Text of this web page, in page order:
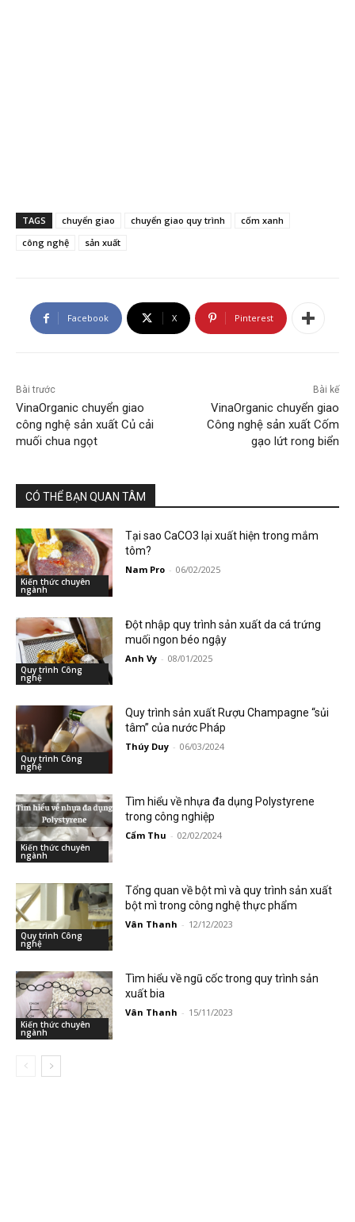
TAGS chuyển giao chuyển giao quy trình
cốm xanh
công nghệ
sản xuất
Facebook X Pinterest
Bài trước
VinaOrganic chuyển giao
công nghệ sản xuất Củ cải
muối chua ngọt
Bài kế
VinaOrganic chuyển giao
Công nghệ sản xuất Cốm
gạo lứt rong biển
CÓ THỂ BẠN QUAN TÂM
Kiến thức chuyên
ngành
Tại sao CaCO3 lại xuất hiện trong mắm
tôm?
Nam Pro - 06/02/2025
Quy trình Công
nghệ
Đột nhập quy trình sản xuất da cá trứng
muối ngon béo ngậy
Anh Vy - 08/01/2025
Quy trình Công
nghệ
Quy trình sản xuất Rượu Champagne “sủi
tâm” của nước Pháp
Thúy Duy - 06/03/2024
Kiến thức chuyên
ngành
Tìm hiểu về nhựa đa dụng Polystyrene
trong công nghiệp
Cẩm Thu - 02/02/2024
Quy trình Công
nghệ
Tổng quan về bột mì và quy trình sản xuất
bột mì trong công nghệ thực phẩm
Vân Thanh - 12/12/2023
Kiến thức chuyên
ngành
Tìm hiểu về ngũ cốc trong quy trình sản
xuất bia
Vân Thanh - 15/11/2023